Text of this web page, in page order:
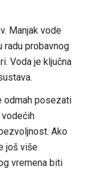
Manjak vode
radu probavnog
Voda je ključna
odmah posezati
Ako
još više
vremena biti